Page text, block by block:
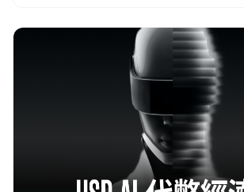
基礎設施的收益轉化為 DeFi 生態中的可持續